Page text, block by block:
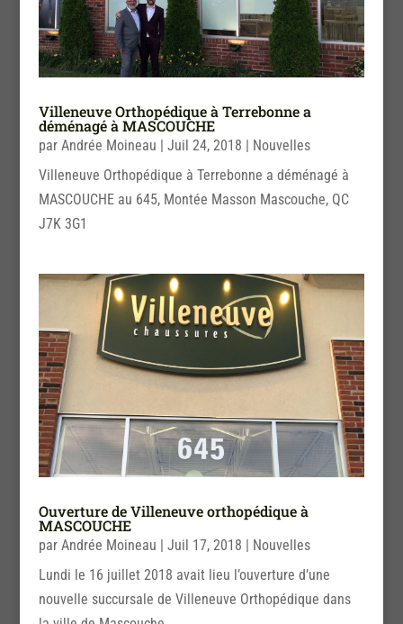
Villeneuve Orthopédique à Terrebonne a
déménagé à MASCOUCHE
par Andrée Moineau | Juil 24, 2018 | Nouvelles
Villeneuve Orthopédique à Terrebonne a déménagé à
MASCOUCHE au 645, Montée Masson Mascouche, QC
J7K 3G1
Ouverture de Villeneuve orthopédique à
MASCOUCHE
par Andrée Moineau Juil 17, 2018
Nouvelles
Lundi le 16 juillet 2018 avait lieu l’ouverture d’une
nouvelle succursale de Villeneuve Orthopédique dans